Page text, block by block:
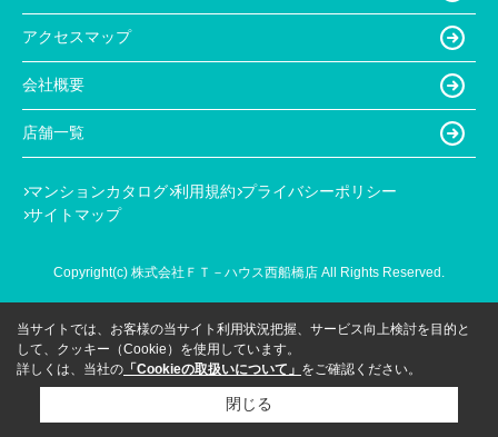
アクセスマップ
会社概要
店舗一覧
マンションカタログ 利用規約 プライバシーポリシー
サイトマップ
Copyright(c) 株式会社ＦＴ－ハウス西船橋店 All Rights Reserved.
当サイトでは、お客様の当サイト利用状況把握、サービス向上検討を目的と
して、クッキー（Cookie）を使用しています。
詳しくは、当社の 「Cookieの取扱いについて」 をご確認ください。
閉じる